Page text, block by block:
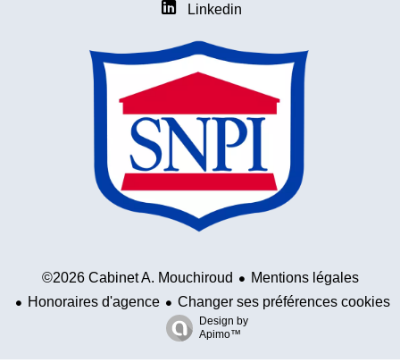
Linkedin
©2026 Cabinet A. Mouchiroud
Mentions légales
Honoraires d'agence
Changer ses préférences cookies
Design by
Apimo™